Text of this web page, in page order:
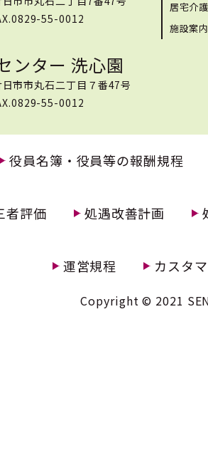
55-0012
ンター 洗心園
市市丸石二丁目７番47号
55-0012
居宅介
施設案
役員名簿・役員等の報酬規程
者評価 処遇改善計画
運営規程 カスタ
Copyright © 2021